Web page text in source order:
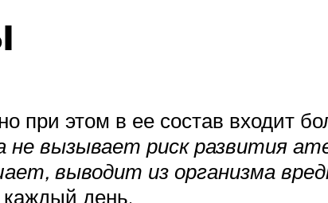
при этом в ее состав входит
не вызывает риск развития
выводит из организма
день.